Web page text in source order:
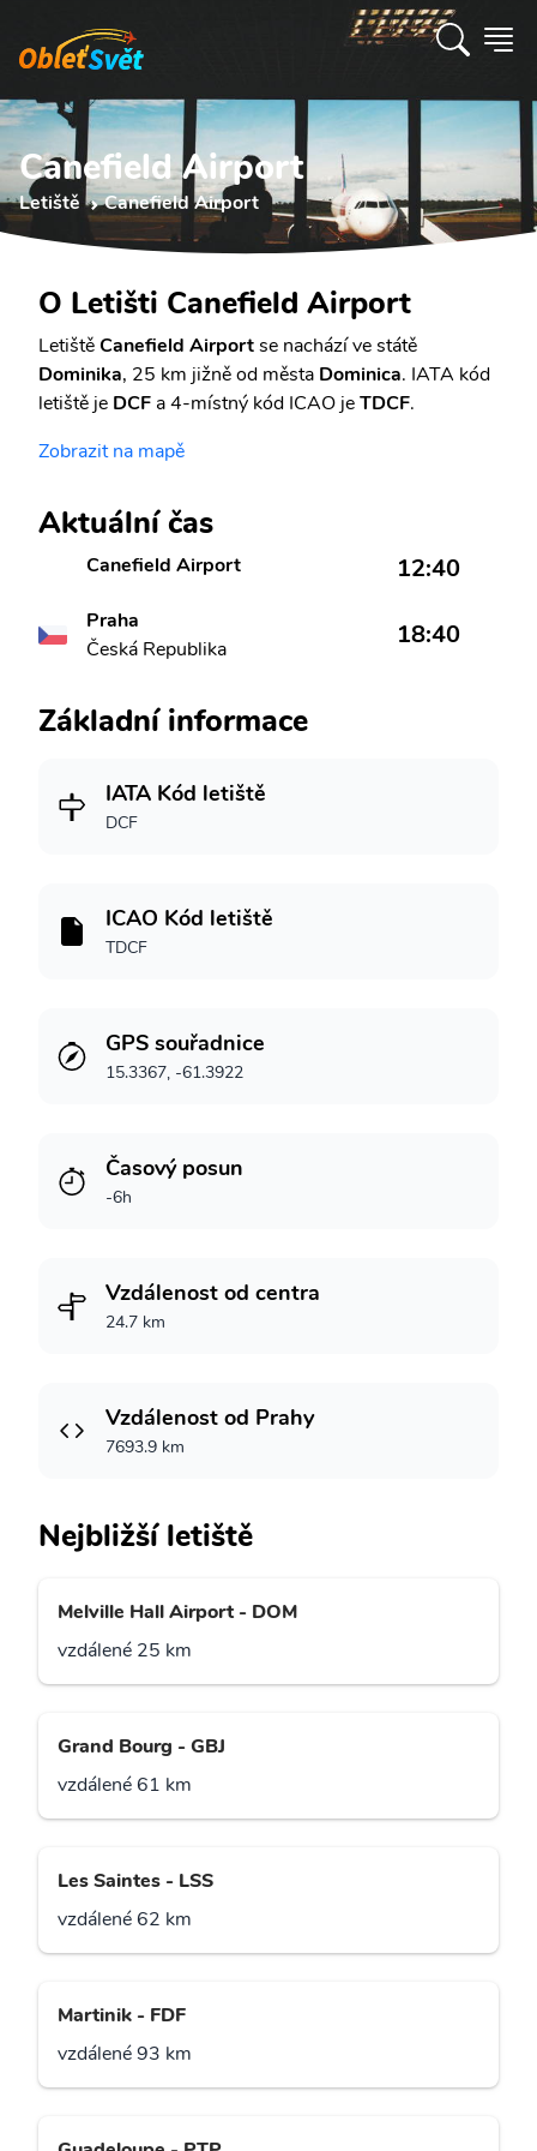
Canefield Airport
Letiště Canefield Airport
O Letišti Canefield Airport
LetištěCanefield Airportse nachází ve státě
Dominika, 25 km jižně od města Dominica. IATA kód
letiště je DCF a 4-místný kód ICAO jeTDCF.
Zobrazit na mapě
Aktuální čas
Canefield Airport 12:40
Praha
Česká Republika
18:40
Základní informace
IATA Kód letiště
DCF
ICAO Kód letiště
TDCF
GPS souřadnice
15.3367, -61.3922
Časový posun
-6h
Vzdálenost od centra
24.7 km
Vzdálenost od Prahy
7693.9 km
Nejbližší letiště
Melville Hall Airport - DOM
vzdálené 25 km
Grand Bourg - GBJ
vzdálené 61 km
Les Saintes - LSS
vzdálené 62 km
Martinik - FDF
vzdálené 93 km